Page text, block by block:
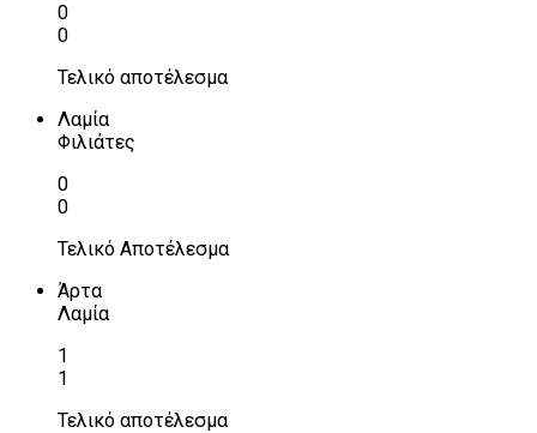
0
0
Τελικό αποτέλεσμα
Λαμία
Φιλιάτες
0
0
Τελικό Αποτέλεσμα
Άρτα
Λαμία
1
1
Τελικό αποτέλεσμα